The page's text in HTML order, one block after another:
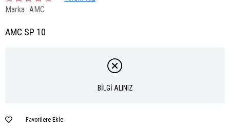
Marka: AMC
AMC SP 10
BİLGİ ALINIZ
Favorilere Ekle